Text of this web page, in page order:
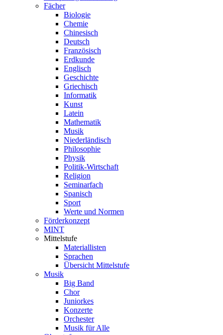
Fächer
Biologie
Chemie
Chinesisch
Deutsch
Französisch
Erdkunde
Englisch
Geschichte
Griechisch
Informatik
Kunst
Latein
Mathematik
Musik
Niederländisch
Philosophie
Physik
Politik-Wirtschaft
Religion
Seminarfach
Spanisch
Sport
Werte und Normen
Förderkonzept
MINT
Mittelstufe
Materiallisten
Sprachen
Übersicht Mittelstufe
Musik
Big Band
Chor
Juniorkes
Konzerte
Orchester
Musik für Alle